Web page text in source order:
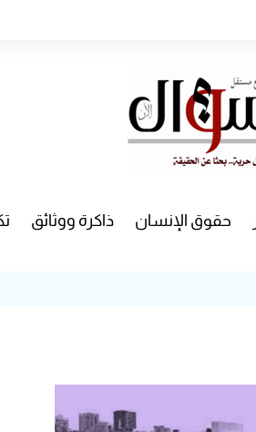
حقوق الإنسان ذاكرة ووثائق